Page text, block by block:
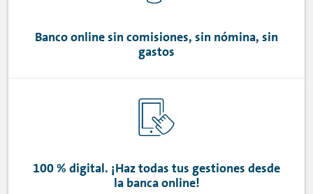
Bancoonlinesin comisiones, sin nómina, sin
gastos
100 % digital. ¡Haz todas tus gestiones desde
la bancaonline!